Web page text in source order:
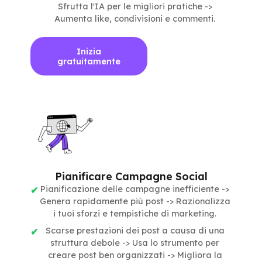
Sfrutta l'IA per le migliori pratiche ->
Aumenta like, condivisioni e commenti.
Inizia
gratuitamente
Pianificare Campagne Social
Pianificazione delle campagne inefficiente ->
Genera rapidamente più post -> Razionalizza
i tuoi sforzi e tempistiche di marketing.
Scarse prestazioni dei post a causa di una
struttura debole -> Usa lo strumento per
creare post ben organizzati -> Migliora la